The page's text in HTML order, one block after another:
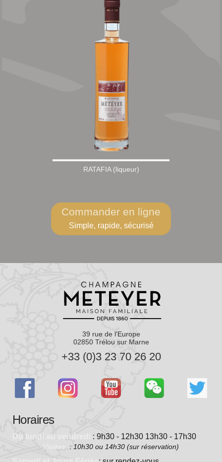
RATAFIA (liqueur)
Commander en ligne
Simple, rapide, sécurisé
39 rue de l'Europe
02850 Trélou sur Marne
+33 (0)3 23 70 26 20
Horaires
Du lundi au vendredi : 9h30 - 12h30 13h30 - 17h30
Visites : 10h30 ou 14h30 (sur réservation)